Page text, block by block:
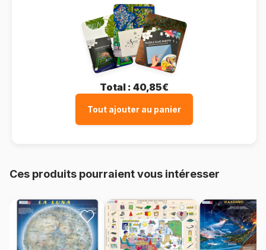
Total : 40,85€
Tout ajouter au panier
Ces produits pourraient vous intéresser